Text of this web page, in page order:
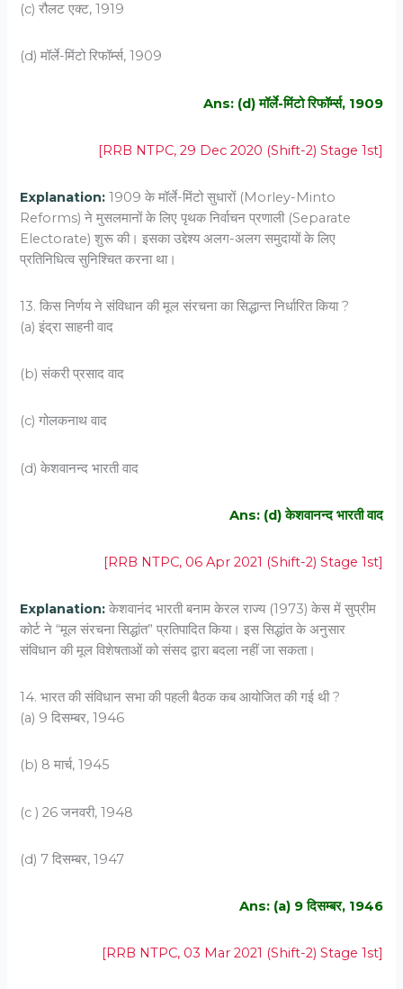
(c) रौलट एक्ट, 1919
(d) मॉर्ले-मिंटो रिफॉर्म्स, 1909
Ans: (d) मॉर्ले-मिंटो रिफॉर्म्स, 1909
[RRB NTPC, 29 Dec 2020 (Shift-2) Stage 1st]
Explanation:1909 के मॉर्ले-मिंटो सुधारों (Morley-Minto
Reforms) ने मुसलमानों के लिए पृथक निर्वाचन प्रणाली (Separate
Electorate) शुरू की। इसका उद्देश्य अलग-अलग समुदायों के लिए
प्रतिनिधित्व सुनिश्चित करना था।
13. किस निर्णय ने संविधान की मूल संरचना का सिद्धान्त निर्धारित किया ?
(a) इंद्रा साहनी वाद
(b) संकरी प्रसाद वाद
(c) गोलकनाथ वाद
(d) केशवानन्द भारती वाद
Ans: (d) केशवानन्द भारती वाद
[RRB NTPC, 06 Apr 2021 (Shift-2) Stage 1st]
Explanation:केशवानंद भारती बनाम केरल राज्य (1973) केस में सुप्रीम
कोर्ट ने “मूल संरचना सिद्धांत” प्रतिपादित किया। इस सिद्धांत के अनुसार
संविधान की मूल विशेषताओं को संसद द्वारा बदला नहीं जा सकता।
14. भारत की संविधान सभा की पहली बैठक कब आयोजित की गई थी ?
(a) 9 दिसम्बर, 1946
(b) 8 मार्च, 1945
(c ) 26 जनवरी, 1948
(d) 7 दिसम्बर, 1947
Ans: (a) 9 दिसम्बर, 1946
[RRB NTPC, 03 Mar 2021 (Shift-2) Stage 1st]